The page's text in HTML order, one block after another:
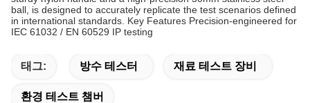
ball, is designed to accurately replicate the test scenarios defined
in international standards. Key Features Precision-engineered for
IEC 61032 / EN 60529 IP testing
태그: 방수 테스터 재료 테스트 장비
환경 테스트 챔버